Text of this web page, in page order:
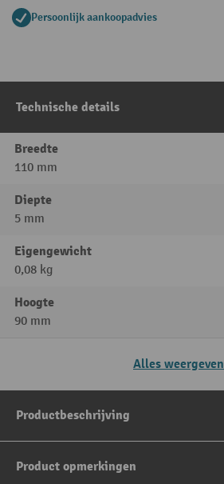
Persoonlijk aankoopadvies
Technische details
Breedte
110 mm
Diepte
5 mm
Eigengewicht
0,08 kg
Hoogte
90 mm
Alles weergeven
Productbeschrijving
Product opmerkingen